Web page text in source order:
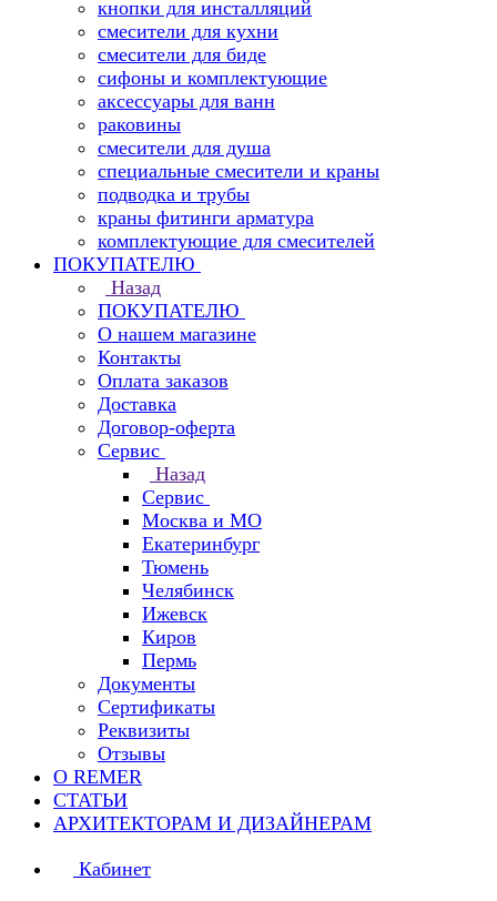
кнопки для инсталляций
смесители для кухни
смесители для биде
сифоны и комплектующие
аксессуары для ванн
раковины
смесители для душа
специальные смесители и краны
подводка и трубы
краны фитинги арматура
комплектующие для смесителей
ПОКУПАТЕЛЮ
Назад
ПОКУПАТЕЛЮ
О нашем магазине
Контакты
Оплата заказов
Доставка
Договор-оферта
Сервис
Назад
Сервис
Москва и МО
Екатеринбург
Тюмень
Челябинск
Ижевск
Киров
Пермь
Документы
Сертификаты
Реквизиты
Отзывы
О REMER
СТАТЬИ
АРХИТЕКТОРАМ И ДИЗАЙНЕРАМ
Кабинет